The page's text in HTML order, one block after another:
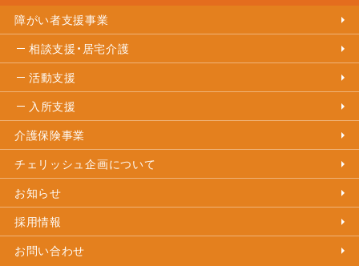
障がい者支援事業
相談支援・居宅介護
活動支援
入所支援
介護保険事業
チェリッシュ企画について
お知らせ
採用情報
お問い合わせ